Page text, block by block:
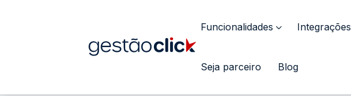
Funcionalidades Integrações
Seja parceiro Blog